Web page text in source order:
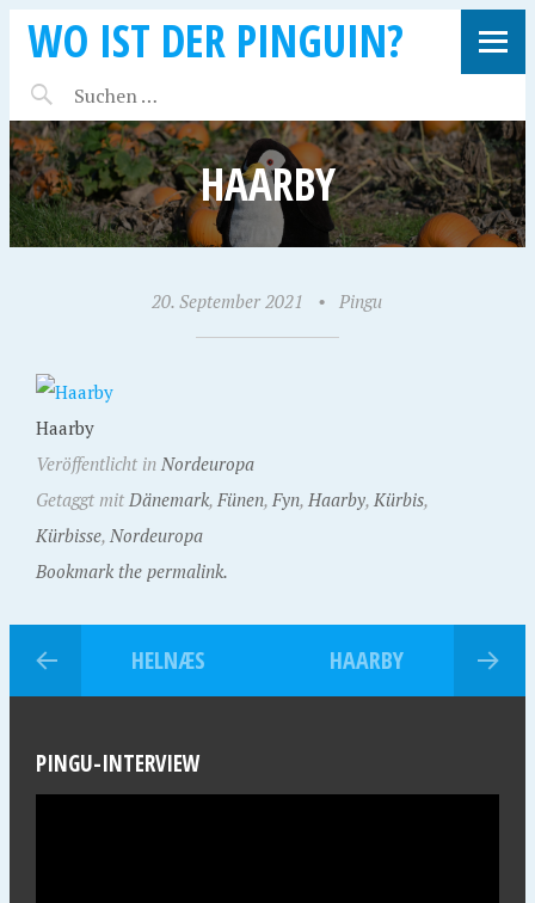
WO IST DER PINGUIN?
HAARBY
20. September 2021 • Pingu
Haarby
Veröffentlicht in Nordeuropa
Getaggt mit Dänemark, Fünen, Fyn, Haarby, Kürbis,
Kürbisse, Nordeuropa
Bookmark the permalink.
HELNÆS HAARBY
PINGU-INTERVIEW